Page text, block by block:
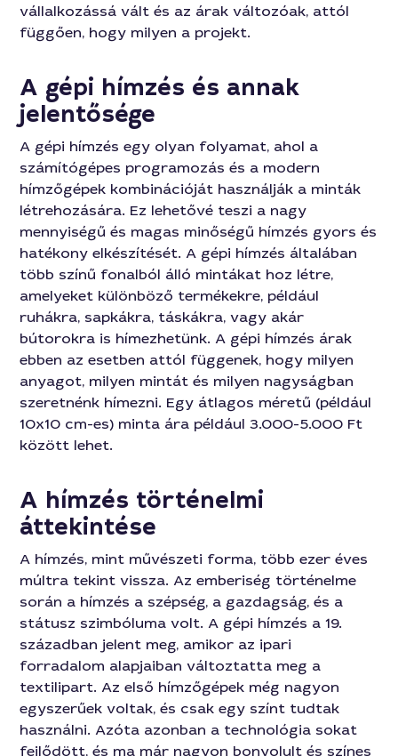
vállalkozássá vált és az árak változóak, attól
függően, hogy milyen a projekt.
A gépi hímzés és annak
jelentősége
A gépi hímzés egy olyan folyamat, ahol a
számítógépes programozás és a modern
hímzőgépek kombinációját használják a minták
létrehozására. Ez lehetővé teszi a nagy
mennyiségű és magas minőségű hímzés gyors és
hatékony elkészítését. A gépi hímzés általában
több színű fonalból álló mintákat hoz létre,
amelyeket különböző termékekre, például
ruhákra, sapkákra, táskákra, vagy akár
bútorokra is hímezhetünk. A gépi hímzés árak
ebben az esetben attól függenek, hogy milyen
anyagot, milyen mintát és milyen nagyságban
szeretnénk hímezni. Egy átlagos méretű (például
10x10 cm-es) minta ára például 3.000-5.000 Ft
között lehet.
A hímzés történelmi
áttekintése
A hímzés, mint művészeti forma, több ezer éves
múltra tekint vissza. Az emberiség történelme
során a hímzés a szépség, a gazdagság, és a
státusz szimbóluma volt. A gépi hímzés a 19.
században jelent meg, amikor az ipari
forradalom alapjaiban változtatta meg a
textilipart. Az első hímzőgépek még nagyon
egyszerűek voltak, és csak egy színt tudtak
használni. Azóta azonban a technológia sokat
fejlődött, és ma már nagyon bonyolult és színes